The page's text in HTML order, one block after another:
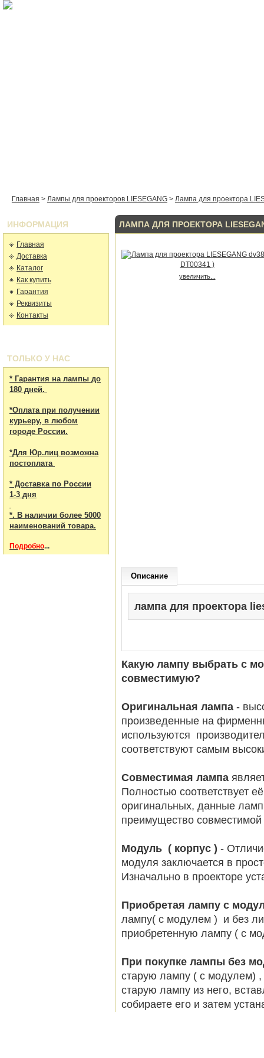
Главная > Лампы для проекторов LIESEGANG> Лампа для проектора
ИНФОРМАЦИЯ
Главная
Доставка
Каталог
Как купить
Гарантия
Реквизиты
Контакты
ТОЛЬКО У НАС
* Гарантия на лампы до
180 дней.
*Оплата при получении
курьеру, в любом
городе России.
*Для Юр.лиц возможна
постоплата
* Доставка по России
1-3 дня
*. В наличии более 5000
наименований товара.
Подробно...
ЛАМПА ДЛЯ ПРОЕКТОРА
увеличить...
Описание
лампа для проектора
Какую лампу выбрать с
совместимую?
Оригинальная лампа -
произведенные на
используются
соответствуют самым
Совместимая лампа
Полностью соответствует
оригинальных, данные
преимущество
Модуль ( корпус ) -
модуля заключается в
Изначально в проекторе
Приобретая лампу с
лампу( с модулем ) и без
приобретенную лампу ( с
При покупке лампы без
старую лампу ( с модулем) ,
старую лампу из него,
собираете его и затем